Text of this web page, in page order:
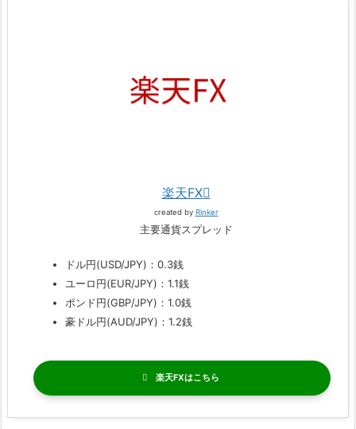
楽天FX
created by Rinker
主要通貨スプレッド
ドル円(USD/JPY)：0.3銭
ユーロ円(EUR/JPY)：1.1銭
ポンド円(GBP/JPY)：1.0銭
豪ドル円(AUD/JPY)：1.2銭
楽天FX